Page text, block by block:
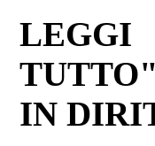
LEGGI
IN